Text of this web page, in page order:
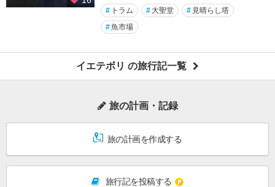
# トラム # 大聖堂 # 見晴らし塔
#魚市場
イエテボリ の旅行記一覧
旅の計画・記録
旅の計画を作成する
旅行記を投稿する